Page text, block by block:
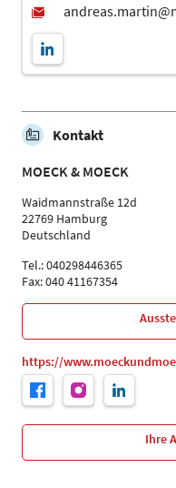
Kontakt
MOECK & MOECK
Waidmannstraße 12d
22769 Hamburg
Deutschland
Tel.: 040298446365
Fax: 040 41167354
https://
Ihre